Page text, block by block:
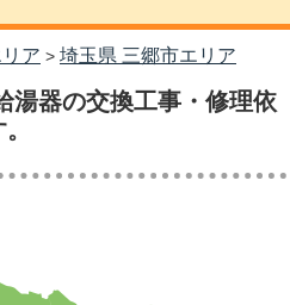
ア > 埼玉県 三郷市エリア
器の交換工事・修理依